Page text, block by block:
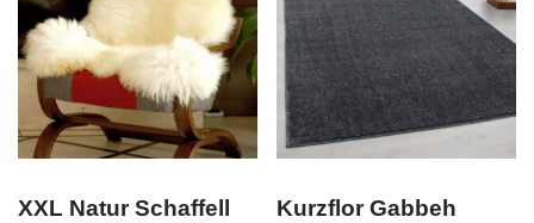
XXL Natur Schaffell
Kurzflor Gabbeh